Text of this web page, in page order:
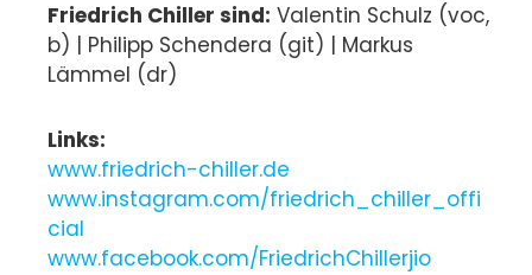
Friedrich Chiller sind: Valentin Schulz (voc,
b) | Philipp Schendera (git) | Markus
Lämmel (dr)
Links:
www.friedrich-chiller.de
www.instagram.com/friedrich_chiller_offi
cial
www.facebook.com/FriedrichChillerjio